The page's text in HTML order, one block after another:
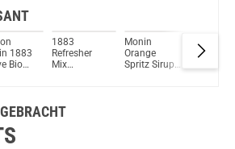
Routin 1883 Cranberry Sirup 1000ml
Kröten sparen?
mal hier!
Trio85 5ml 85 W Pod System Kit Rot
1883
Bio
1883
Refresher
Mix
Monin
Orange
Spritz Sirup
Monin